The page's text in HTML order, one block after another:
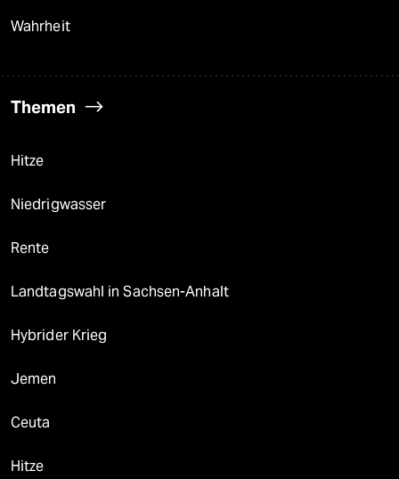
Wahrheit
Themen
Hitze
Niedrigwasser
Rente
Landtagswahl in Sachsen-Anhalt
Hybrider Krieg
Jemen
Ceuta
Hitze